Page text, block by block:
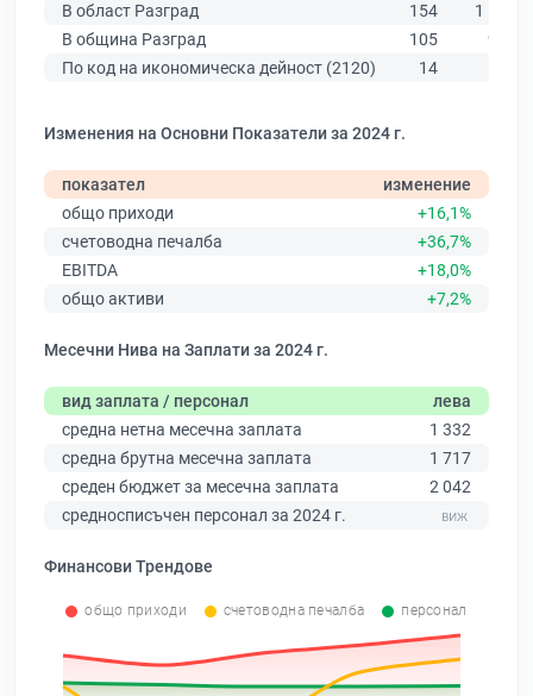
В област Разград
154
1 553
В община Разград
105
976
По код на икономическа дейност (2120)
14
Изменения на Основни Показатели за 2024 г.
показател
изменение
общо приходи
+16,1%
счетоводна печалба
+36,7%
EBITDA
+18,0%
общо активи
+7,2%
Месечни Нива на Заплати за 2024 г.
вид заплата / персонал
лева
средна нетна месечна заплата
1 332
средна брутна месечна заплата
1 717
среден бюджет за месечна заплата
2 042
средносписъчен персонал за 2024 г.
Финансови Трендове
общо приходи счетоводна печалба персонал